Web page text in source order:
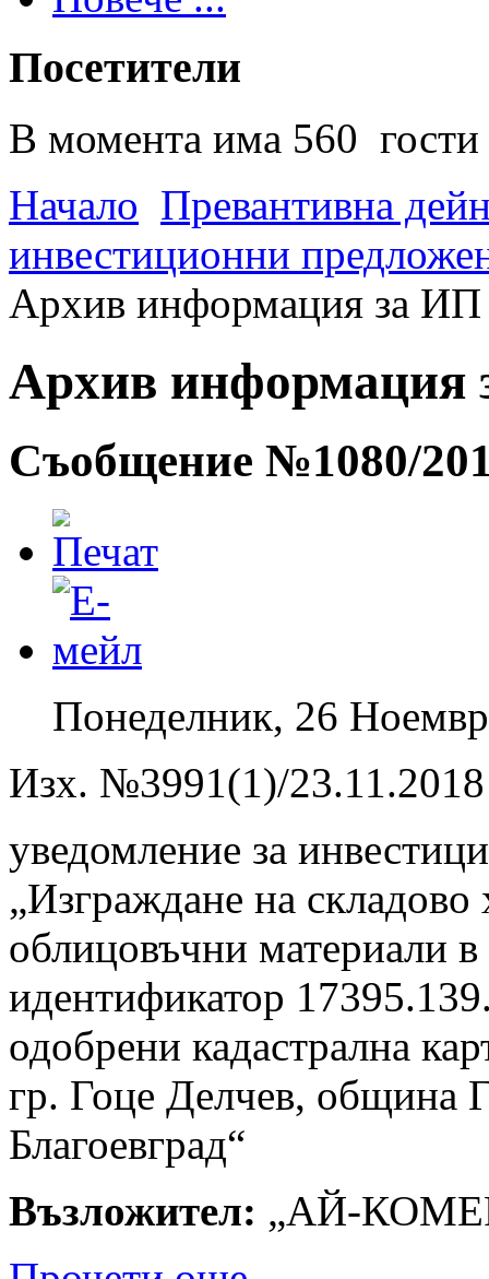
Посетители
В момента има 560 гости
Начало Превантивна
инвестиционни
Архив информация за ИП
Архив информация
Съобщение №1080/
Понеделник, 26
Изх. №3991(1)/23.11.2018
уведомление за
„Изграждане на складово
облицовъчни материали
идентификатор
одобрени кадастрална
гр. Гоце Делчев, община
Благоевград“
Възложител: „АЙ-